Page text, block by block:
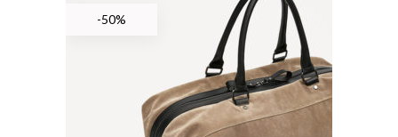
-50%